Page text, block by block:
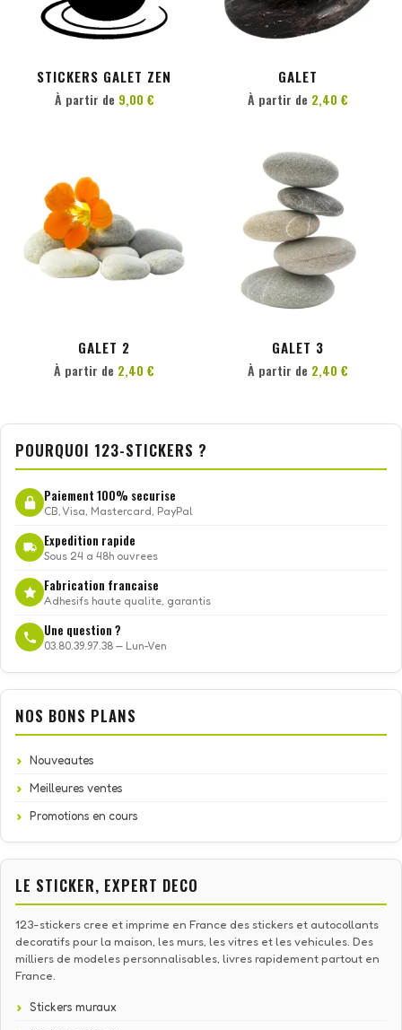
STICKERS GALET ZEN
PERSONNALISER
À partir de 9,00 €
GALET
PERSONNALISER
À partir de 2,40 €
GALET 2
À partir de 2,40 €
GALET 3
PERSONNALISER
À partir de 2,40 €
POURQUOI 123-STICKERS ?
Paiement 100% securise
CB, Visa, Mastercard, PayPal
Expedition rapide
Sous 24 a 48h ouvrees
Fabrication francaise
Adhesifs haute qualite, garantis
Une question ?
03.80.39.97.38 — Lun-Ven
NOS BONS PLANS
Nouveautes
Meilleures ventes
Promotions en cours
LE STICKER, EXPERT DECO
123-stickers cree et imprime en France des stickers et autocollants
decoratifs pour la maison, les murs, les vitres et les vehicules. Des
milliers de modeles personnalisables, livres rapidement partout en
France.
Stickers muraux